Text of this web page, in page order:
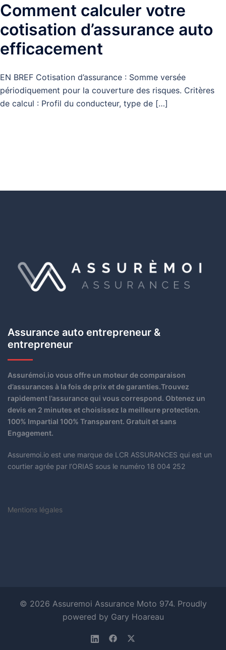
Comment calculer votre
cotisation d’assurance auto
efficacement
EN BREF Cotisation d’assurance : Somme versée
périodiquement pour la couverture des risques. Critères
de calcul : Profil du conducteur, type de […]
Assurance auto entrepreneur &
entrepreneur
Assurémoi.io vous offre un moteur de comparaison
d’assurances à la fois de prix et de garanties.Trouvez
rapidement l’assurance qui vous correspond. Obtenez un
devis en 2 minutes et choisissez la meilleure protection.
100% Impartial 100% Transparent. Gratuit et sans
Engagement.
Assuremoi.io est une marque de LCR ASSURANCES qui est un
courtier agrée par l’ORIAS sous le numéro 18 004 252
Mentions légales
© 2026 Assuremoi Assurance Moto 974. Proudly
powered by Gary Hoareau